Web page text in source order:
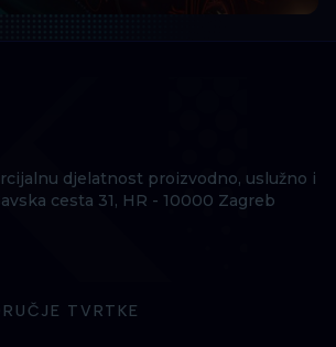
djelatnost proizvodno, uslužno i
cesta 31, HR - 10000 Zagreb
TVRTKE